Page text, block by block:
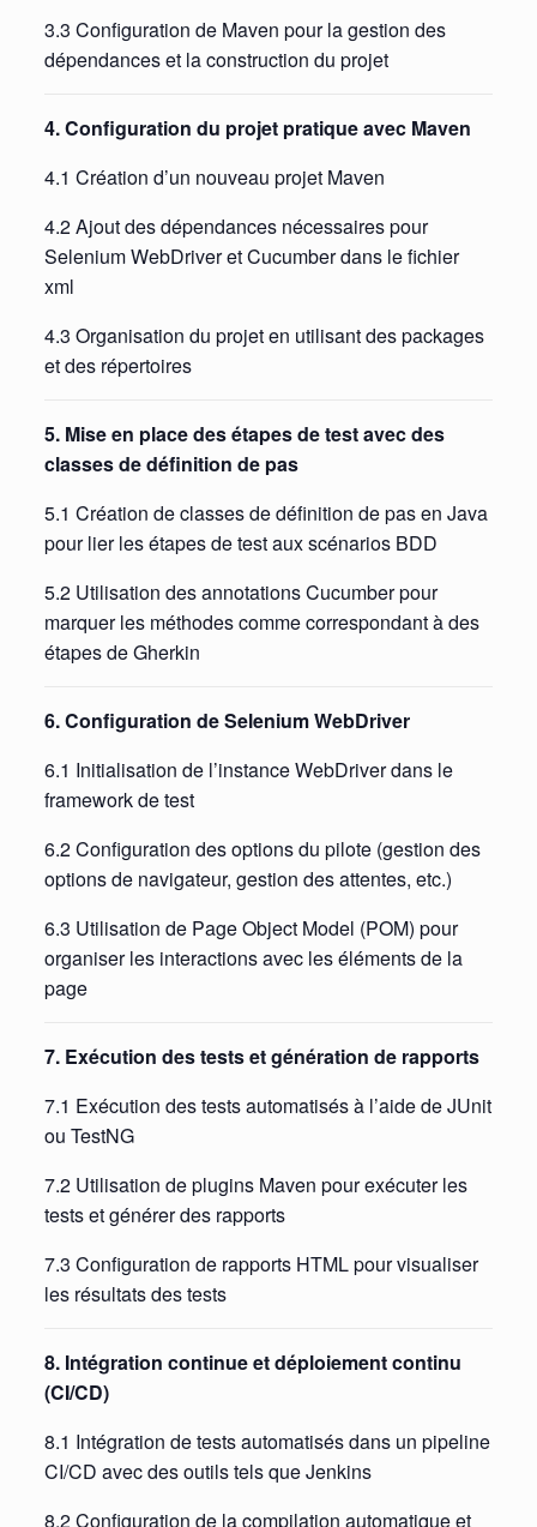
3.3 Configuration de Maven pour la gestion des
dépendances et la construction du projet
4. Configuration du projet pratique avec Maven
4.1 Création d’un nouveau projet Maven
4.2 Ajout des dépendances nécessaires pour
Selenium WebDriver et Cucumber dans le fichier
xml
4.3 Organisation du projet en utilisant des packages
et des répertoires
5. Mise en place des étapes de test avec des
classes de définition de pas
5.1 Création de classes de définition de pas en Java
pour lier les étapes de test aux scénarios BDD
5.2 Utilisation des annotations Cucumber pour
marquer les méthodes comme correspondant à des
étapes de Gherkin
6. Configuration de Selenium WebDriver
6.1 Initialisation de l’instance WebDriver dans le
framework de test
6.2 Configuration des options du pilote (gestion des
options de navigateur, gestion des attentes, etc.)
6.3 Utilisation de Page Object Model (POM) pour
organiser les interactions avec les éléments de la
page
7. Exécution des tests et génération de rapports
7.1 Exécution des tests automatisés à l’aide de JUnit
ou TestNG
7.2 Utilisation de plugins Maven pour exécuter les
tests et générer des rapports
7.3 Configuration de rapports HTML pour visualiser
les résultats des tests
8. Intégration continue et déploiement continu
(CI/CD)
8.1 Intégration de tests automatisés dans un pipeline
CI/CD avec des outils tels que Jenkins
8.2 Configuration de la compilation automatique et